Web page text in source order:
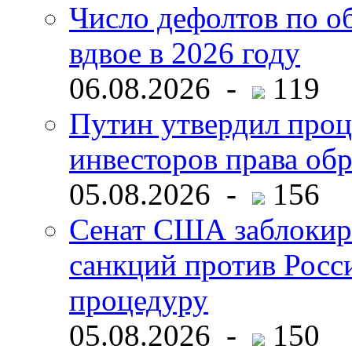
Число дефолтов по
вдвое в 2026 году
06.08.2026 -
119
Путин утвердил
инвесторов права
05.08.2026 -
156
Сенат США
санкций против
процедуру
05.08.2026 -
150